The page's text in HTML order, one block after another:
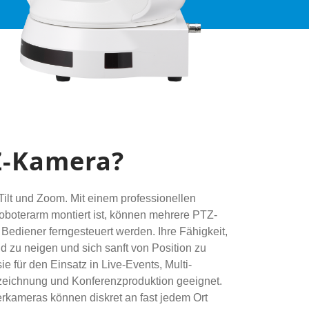
Kamera?
und Zoom. Mit einem professionellen
montiert ist, können mehrere PTZ-
ferngesteuert werden. Ihre Fähigkeit,
zu neigen und sich sanft von Position zu
für den Einsatz in Live-Events, Multi-
und Konferenzproduktion geeignet.
können diskret an fast jedem Ort